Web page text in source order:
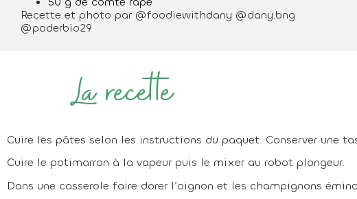
Recette et photo par @foodiewithdany @dany.bng
@poderbio29
La recette
Cuire les pâtes selon les instructions du paquet. Conserver une
Cuire le potimarron à la vapeur puis le mixer au robot plongeur.
Dans une casserole faire dorer l’oignon et les champignons